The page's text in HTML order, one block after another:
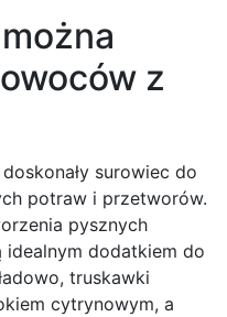
z
surowiec do
potraw i przetworów.
pysznych
dodatkiem do
truskawki
cytrynowym, a